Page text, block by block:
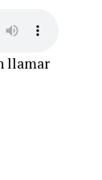
llamar